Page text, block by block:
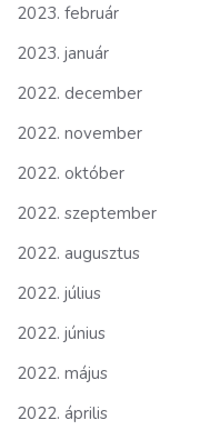
2023. február
2023. január
2022. december
2022. november
2022. október
2022. szeptember
2022. augusztus
2022. július
2022. június
2022. május
2022. április